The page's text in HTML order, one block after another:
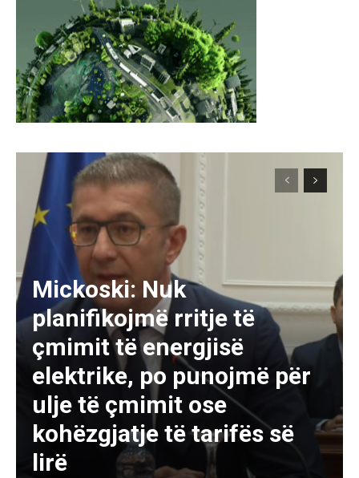
Mickoski: Nuk
planifikojmë rritje të
çmimit të energjisë
elektrike, po punojmë për
ulje të çmimit ose
kohëzgjatje të tarifës së
lirë